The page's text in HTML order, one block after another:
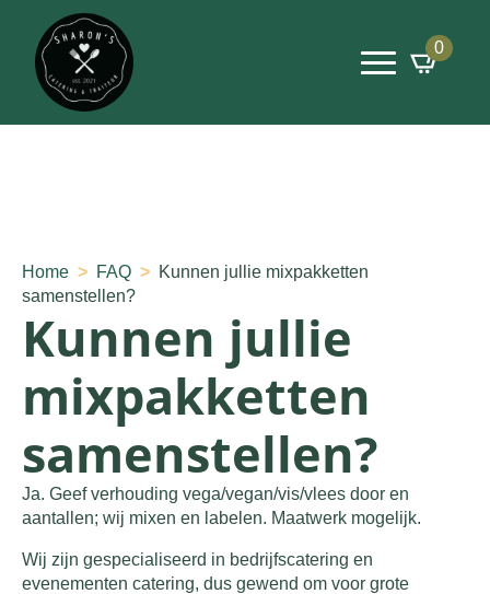
0
Home FAQ
Kunnen jullie mixpakketten
samenstellen?
Kunnen jullie
mixpakketten
samenstellen?
Ja. Geef verhouding vega/vegan/vis/vlees door en
aantallen; wij mixen en labelen. Maatwerk mogelijk.
Wij zijn gespecialiseerd in bedrijfscatering en
evenementen catering, dus gewend om voor grote